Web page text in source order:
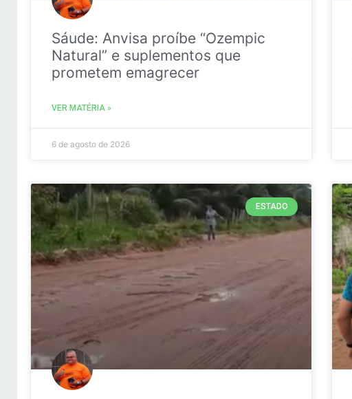
Sáude: Anvisa proíbe “Ozempic
Natural” e suplementos que
prometem emagrecer
VER MATÉRIA »
6 de agosto de 2026
ESTADO